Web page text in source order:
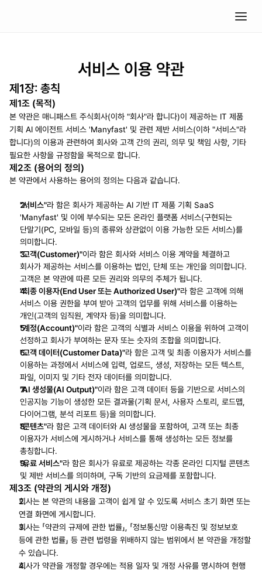
서비스 이용 약관
제1장: 총칙
제1조 (목적)
본 약관은 매니패스트 주식회사(이하 "회사"라 합니다)이 제공하는 IT 제품
기획 AI 에이전트 서비스 'Manyfast' 및 관련 제반 서비스(이하 "서비스"라
합니다)의 이용과 관련하여 회사와 고객 간의 권리, 의무 및 책임 사항, 기타
필요한 사항을 규정함을 목적으로 합니다.
제2조 (용어의 정의)
본 약관에서 사용하는 용어의 정의는 다음과 같습니다.
"서비스"라 함은 회사가 제공하는 AI 기반 IT 제품 기획 SaaS
'Manyfast' 및 이에 부수되는 모든 온라인 플랫폼 서비스(구현되는
단말기(PC, 모바일 등)의 종류와 상관없이 이용 가능한 모든 서비스)를
의미합니다.
"고객(Customer)"이라 함은 회사와 서비스 이용 계약을 체결하고
회사가 제공하는 서비스를 이용하는 법인, 단체 또는 개인을 의미합니다.
고객은 본 약관에 따른 모든 권리와 의무의 주체가 됩니다.
"최종 이용자(End User 또는 Authorized User)"라 함은 고객에 의해
서비스 이용 권한을 부여 받아 고객의 업무를 위해 서비스를 이용하는
개인(고객의 임직원, 계약자 등)을 의미합니다.
"계정(Account)"이라 함은 고객의 식별과 서비스 이용을 위하여 고객이
선정하고 회사가 부여하는 문자 또는 숫자의 조합을 의미합니다.
"고객 데이터(Customer Data)"라 함은 고객 및 최종 이용자가 서비스를
이용하는 과정에서 서비스에 입력, 업로드, 생성, 저장하는 모든 텍스트,
파일, 이미지 및 기타 전자 데이터를 의미합니다.
"AI 생성물(AI Output)"이라 함은 고객 데이터 등을 기반으로 서비스의
인공지능 기능이 생성한 모든 결과물(기획 문서, 사용자 스토리, 로드맵,
다이어그램, 분석 리포트 등)을 의미합니다.
"콘텐츠"라 함은 고객 데이터와 AI 생성물을 포함하여, 고객 또는 최종
이용자가 서비스에 게시하거나 서비스를 통해 생성하는 모든 정보를
총칭합니다.
"유료 서비스"라 함은 회사가 유료로 제공하는 각종 온라인 디지털 콘텐츠
및 제반 서비스를 의미하며, 구독 기반의 요금제를 포함합니다.
제3조 (약관의 게시와 개정)
회사는 본 약관의 내용을 고객이 쉽게 알 수 있도록 서비스 초기 화면 또는
연결 화면에 게시합니다.
회사는 「약관의 규제에 관한 법률」, 「정보통신망 이용촉진 및 정보보호
등에 관한 법률」 등 관련 법령을 위배하지 않는 범위에서 본 약관을 개정할
수 있습니다.
회사가 약관을 개정할 경우에는 적용 일자 및 개정 사유를 명시하여 현행